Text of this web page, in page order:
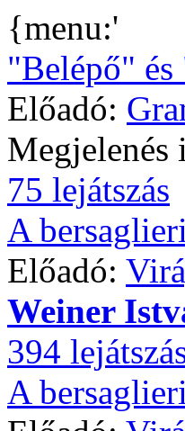
{menu:'
"Belépő"
Előadó:
Megjelenés
75 lejátszás
A
Előadó:
Weiner
394
A